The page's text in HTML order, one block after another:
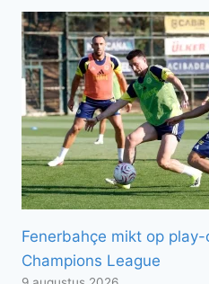
Fenerbahçe mikt op
Champions League